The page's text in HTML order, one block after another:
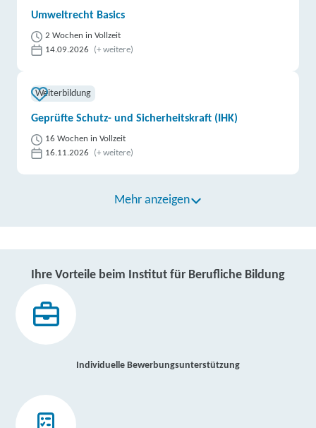
Umweltrecht Basics
2 Wochen in Vollzeit
14.09.2026
(+ weitere)
Weiterbildung
Geprüfte Schutz- und Sicherheitskraft (IHK)
16 Wochen in Vollzeit
16.11.2026
(+ weitere)
Mehr anzeigen
Ihre Vorteile beim Institut für Berufliche Bildung
Individuelle Bewerbungsunterstützung